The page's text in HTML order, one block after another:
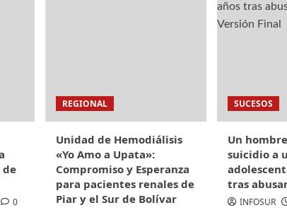
de
0
REGIONAL
Unidad de Hemodiálisis
«Yo Amo a Upata»:
Compromiso y Esperanza
para pacientes renales de
Piar y el Sur de Bolívar
SUCESOS
Un
suicidio a
tras
INFOSUR